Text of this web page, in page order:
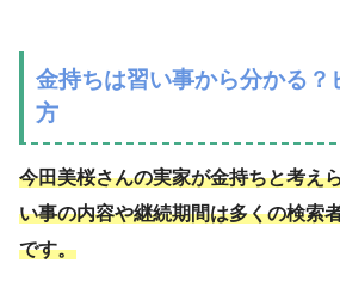
金持ちは習い事から分かる？
方
今田美桜さんの実家が金持ちと考え
い事の内容や継続期間は多くの検索
です。